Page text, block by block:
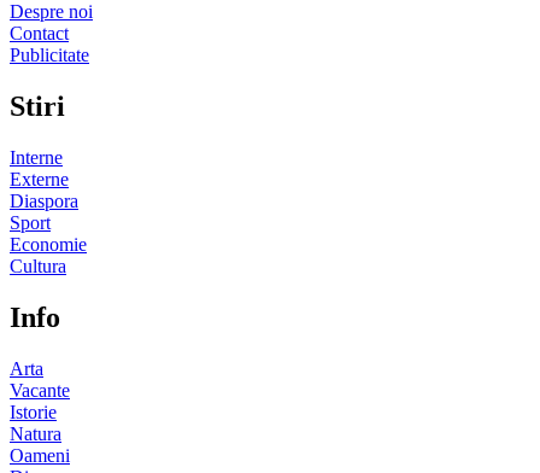
Despre noi
Contact
Publicitate
Stiri
Interne
Externe
Diaspora
Sport
Economie
Cultura
Info
Arta
Vacante
Istorie
Natura
Oameni